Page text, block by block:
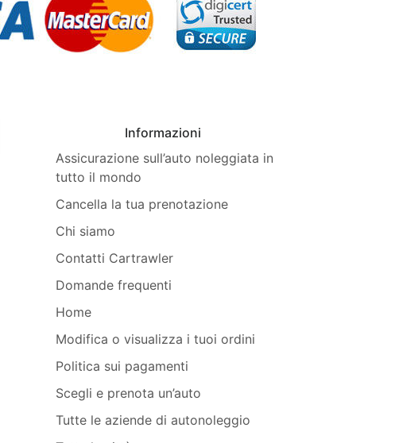
Informazioni
Assicurazione sull’auto noleggiata in
tutto il mondo
Cancella la tua prenotazione
Chi siamo
Contatti Cartrawler
Domande frequenti
Home
Modifica o visualizza i tuoi ordini
Politica sui pagamenti
Scegli e prenota un’auto
Tutte le aziende di autonoleggio